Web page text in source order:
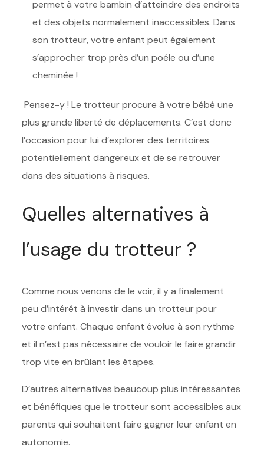
permet à votre bambin d’atteindre des endroits
et des objets normalement inaccessibles. Dans
son trotteur, votre enfant peut également
s’approcher trop près d’un poêle ou d’une
cheminée !
Pensez-y ! Le trotteur procure à votre bébé une
plus grande liberté de déplacements. C’est donc
l’occasion pour lui d’explorer des territoires
potentiellement dangereux et de se retrouver
dans des situations à risques.
Quelles alternatives à
l’usage du trotteur ?
Comme nous venons de le voir, il y a finalement
peu d’intérêt à investir dans un trotteur pour
votre enfant. Chaque enfant évolue à son rythme
et il n’est pas nécessaire de vouloir le faire grandir
trop vite en brûlant les étapes.
D’autres alternatives beaucoup plus intéressantes
et bénéfiques que le trotteur sont accessibles aux
parents qui souhaitent faire gagner leur enfant en
autonomie.